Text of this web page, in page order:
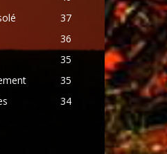
37
36
35
35
34